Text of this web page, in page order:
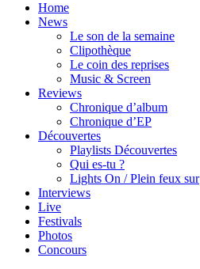
Home
News
Le son de la semaine
Clipothèque
Le coin des reprises
Music & Screen
Reviews
Chronique d’album
Chronique d’EP
Découvertes
Playlists Découvertes
Qui es-tu ?
Lights On / Plein feux sur
Interviews
Live
Festivals
Photos
Concours